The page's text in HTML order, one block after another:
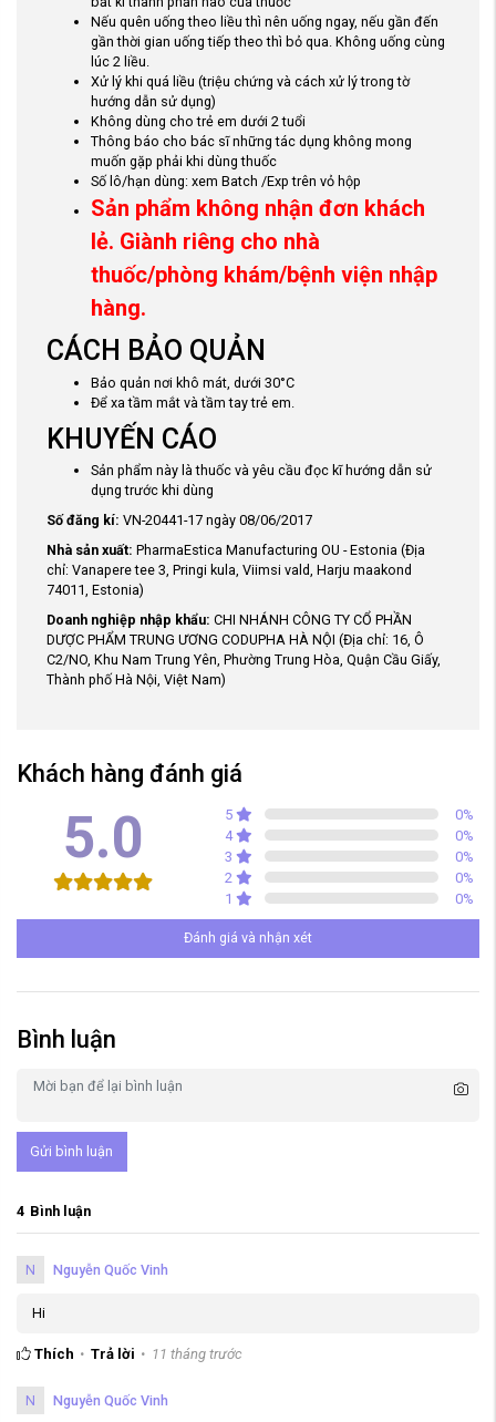
Nếu quên uống theo liều thì nên uống ngay, nếu gần đến
gần thời gian uống tiếp theo thì bỏ qua. Không uống cùng
lúc 2 liều.
Xử lý khi quá liều (triệu chứng và cách xử lý trong tờ
hướng dẫn sử dụng)
Không dùng cho trẻ em dưới 2 tuổi
Thông báo cho bác sĩ những tác dụng không mong
muốn gặp phải khi dùng thuốc
Số lô/hạn dùng: xem Batch /Exp trên vỏ hộp
Sản phẩm không nhận đơn khách
lẻ. Giành riêng cho nhà
thuốc/phòng khám/bệnh viện nhập
hàng.
CÁCH BẢO QUẢN
Bảo quản nơi khô mát, dưới 30°C
Để xa tầm mắt và tầm tay trẻ em.
KHUYẾN CÁO
Sản phẩm này là thuốc và yêu cầu đọc kĩ hướng dẫn sử
dụng trước khi dùng
Số đăng kí: VN-20441-17 ngày 08/06/2017
Nhà sản xuất: PharmaEstica Manufacturing OU - Estonia (Địa
chỉ: Vanapere tee 3, Pringi kula, Viimsi vald, Harju maakond
74011, Estonia)
Doanh nghiệp nhập khẩu: CHI NHÁNH CÔNG TY CỔ PHẦN
DƯỢC PHẨM TRUNG ƯƠNG CODUPHA HÀ NỘI (Địa chỉ: 16, Ô
C2/NO, Khu Nam Trung Yên, Phường Trung Hòa, Quận Cầu Giấy,
Thành phố Hà Nội, Việt Nam)
Khách hàng đánh giá
5.0 5 0%
4
0%
3
0%
2
0%
1
0%
Đánh giá và nhận xét
Bình luận
Gửi bình luận
4 Bình luận
N Nguyễn Quốc Vinh
Hi
Thích Trả lời 11 tháng trước
N Nguyễn Quốc Vinh